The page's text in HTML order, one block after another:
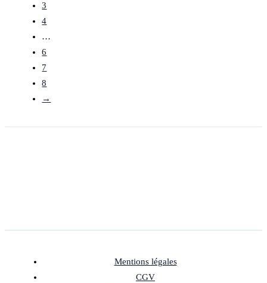
3
4
…
6
7
8
→
Mentions légales
CGV